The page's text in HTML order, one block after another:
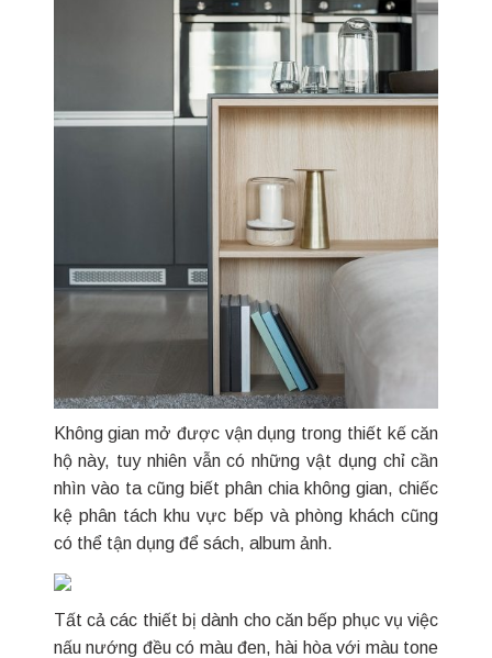
Không gian mở được vận dụng trong thiết kế căn
hộ này, tuy nhiên vẫn có những vật dụng chỉ cần
nhìn vào ta cũng biết phân chia không gian, chiếc
kệ phân tách khu vực bếp và phòng khách cũng
có thể tận dụng để sách, album ảnh.
Tất cả các thiết bị dành cho căn bếp phục vụ việc
nấu nướng đều có màu đen, hài hòa với màu tone